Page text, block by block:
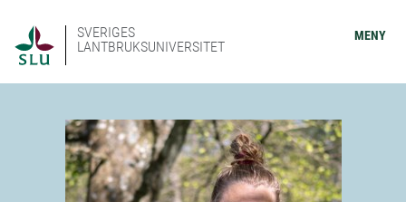
SVERIGES
LANTBRUKSUNIVERSITET
MENY